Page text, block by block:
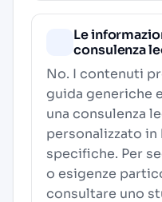
Le
consulenza
No. I contenuti
guida generiche
una consulenza
personalizzato in
specifiche. Per
o esigenze
consultare uno